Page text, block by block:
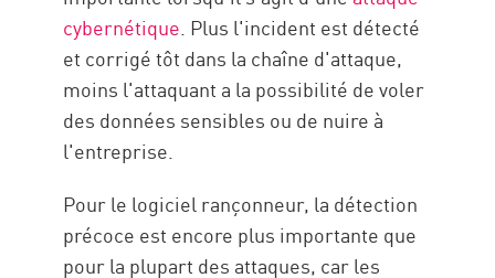
cybernétique. Plus l'incident est détecté
et corrigé tôt dans la chaîne d'attaque,
moins l'attaquant a la possibilité de voler
des données sensibles ou de nuire à
l'entreprise.
Pour le logiciel rançonneur, la détection
précoce est encore plus importante que
pour la plupart des attaques, car les